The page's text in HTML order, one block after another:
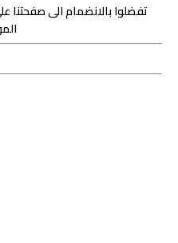
تفضلوا بالانضمام الى صفحتنا